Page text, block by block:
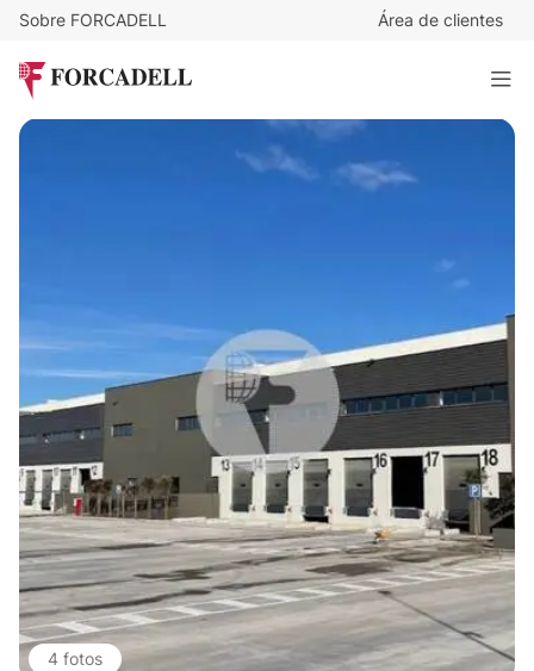
Sobre FORCADELL Área de clientes
Nave logística en alquiler de 4.865 m² - Getafe, Madrid.
4.865 m²
4 fotos